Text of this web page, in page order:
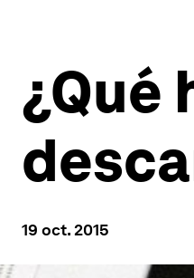
¿Qué
19 oct. 2015